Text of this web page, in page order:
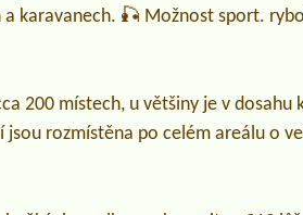
karavanech. 🎣 Možnost sport.
200 místech, u většiny je v dosahu
rozmístěna po celém areálu o